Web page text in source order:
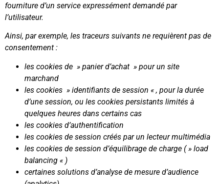
fourniture d’un service expressément demandé par
l’utilisateur.
Ainsi, par exemple, les traceurs suivants ne requièrent pas de
consentement :
les cookies de » panier d’achat » pour un site
marchand
les cookies » identifiants de session « , pour la durée
d’une session, ou les cookies persistants limités à
quelques heures dans certains cas
les cookies d’authentification
les cookies de session créés par un lecteur multimédia
les cookies de session d’équilibrage de charge ( » load
balancing « )
certaines solutions d’analyse de mesure d’audience